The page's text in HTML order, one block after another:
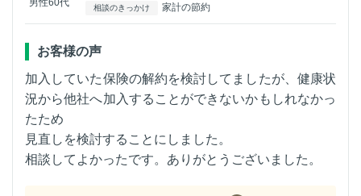
男性60代 相談のきっかけ 家計の節約
お客様の声
加入していた保険の解約を検討してましたが、健康状
況から他社へ加入することができないかもしれなかっ
たため
見直しを検討することにしました。
相談してよかったです。ありがとうございました。